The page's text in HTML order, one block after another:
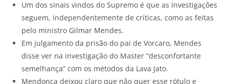
Um dos sinais vindos do Supremo é que as investigações
seguem, independentemente de críticas, como as feitas
pelo ministro Gilmar Mendes.
Em julgamento da prisão do pai de Vorcaro, Mendes
disse ver na investigação do Master “desconfortante
semelhança” com os métodos da Lava Jato.
Mendonça deixou claro que não quer esse rótulo e